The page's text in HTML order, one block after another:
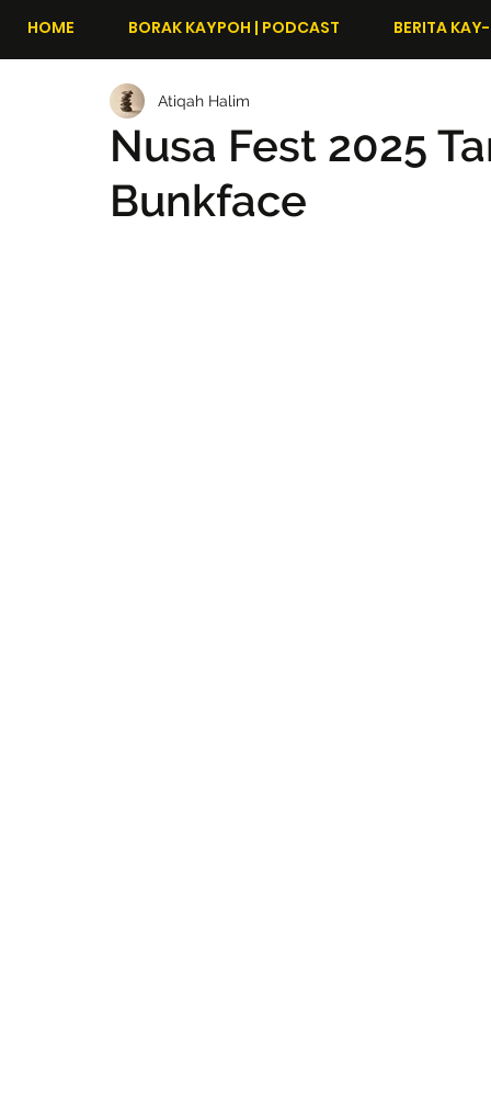
HOME BORAK KAYPOH | PODCAST BERITA
Nusa Fest 2025
Bunkface
Atiqah Halim